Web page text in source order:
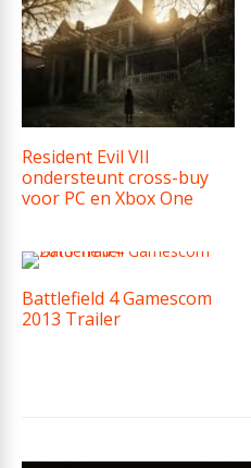
Resident Evil VII
ondersteunt cross-buy
voor PC en Xbox One
Battlefield 4 Gamescom
2013 Trailer